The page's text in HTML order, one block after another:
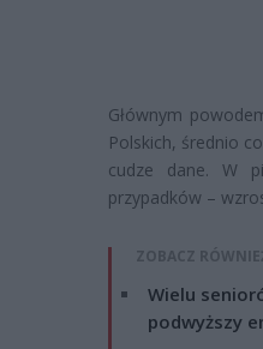
Głównym
Polskich, średnio
cudze dane. W
przypadków –
ZOBACZ
Wielu
podwyższy